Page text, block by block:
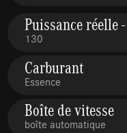
Puissance réelle
130
Carburant
Essence
Boîte de vitesse
boîte automatique